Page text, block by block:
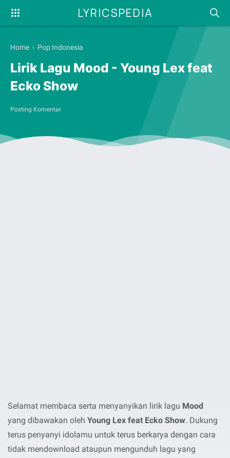
LYRICSPEDIA
Home › Pop Indonesia
Lirik Lagu Mood - Young Lex feat
Ecko Show
Posting Komentar
Selamat membaca serta menyanyikan lirik lagu Mood
yang dibawakan oleh Young Lex feat Ecko Show. Dukung
terus penyanyi idolamu untuk terus berkarya dengan cara
tidak mendownload ataupun mengunduh lagu yang